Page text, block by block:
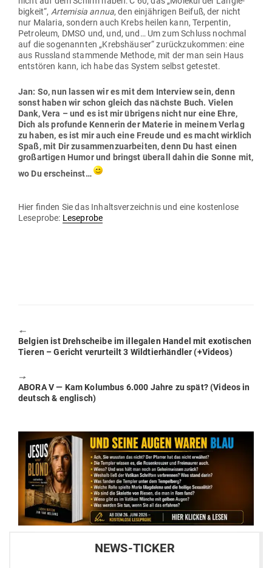
bigkeit“, Arte­misia annua, den ein­jäh­rigen Beifuß, der nicht
nur Malaria, sondern auch Krebs heilen kann, Ter­pentin,
Petroleum, DMSO und, und, und… Um zum Schluss nochmal
auf die soge­nannten „Krebs­häuser“ zurück­zu­kommen: eine
aus Russland stam­mende Methode, mit der man sein Haus
ent­stören kann, ich habe das System selbst getestet.
Jan: So, nun lassen wir es mit dem Interview sein, denn
sonst haben wir schon gleich das nächste Buch. Vielen
Dank, Vera – und es ist mir übrigens nicht nur eine Ehre,
Dich als pro­funde Ken­nerin der Materie in meinem Verlag
zu haben, es ist mir auch eine Freude und es macht wirklich
Spaß, mit Dir zusam­men­zu­ar­beiten, denn Du hast einen
groß­ar­tigen Humor und bringst überall dahin die Sonne mit,
wo Du erscheinst…
Hier finden Sie das Inhalts­ver­zeichnis und eine kos­tenlose
Lese­probe: Lese­probe
🠔
Previous
post:
Belgien ist Dreh­scheibe im ille­galen Handel mit exo­ti­schen
Tieren – Gericht ver­ur­teilt 3 Wild­tier­händler (+Videos)
🠖
Next
post:
ABORA V — Kam Kolumbus 6.000 Jahre zu spät? (Videos in
deutsch & englisch)
NEWS-TICKER